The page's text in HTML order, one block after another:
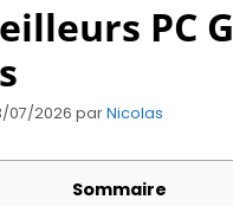
PC
07/2026 parNicolas
Sommaire